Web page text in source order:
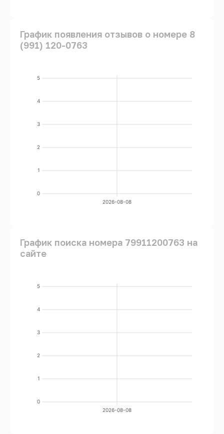
График появления отзывов о номере 8
(991) 120-0763
0
1
2
3
4
5
2026-08-08
График поиска номера 79911200763 на
сайте
0
1
2
3
4
5
2026-08-08